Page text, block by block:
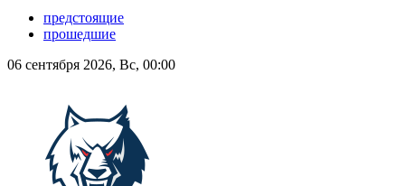
предстоящие
прошедшие
06 сентября 2026, Вс, 00:00